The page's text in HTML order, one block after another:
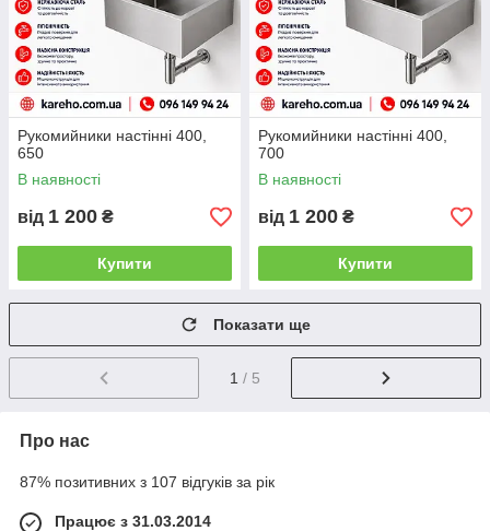
Рукомийники настінні 400,
650
В наявності
від 1 200 ₴
Купити
Рукомийники настінні 400,
700
В наявності
від 1 200 ₴
Купити
Показати ще
1 / 5
Про нас
87% позитивних з 107 відгуків за рік
Працює з 31.03.2014